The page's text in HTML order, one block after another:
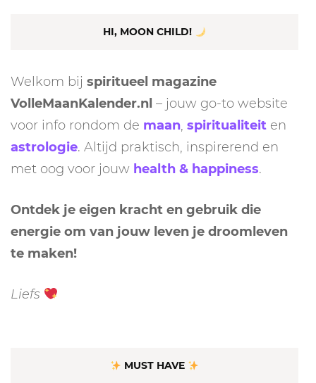
HI, MOON CHILD!
Welkom bij spiritueel magazine
VolleMaanKalender.nl – jouw go-to website
voor info rondom de maan, spiritualiteit en
astrologie. Altijd praktisch, inspirerend en
met oog voor jouw health & happiness.
Ontdek je eigen kracht en gebruik die
energie om van jouw leven je droomleven
te maken!
Liefs
MUST HAVE